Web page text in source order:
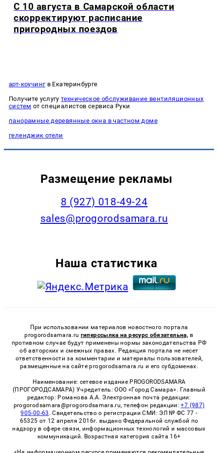
С 10 августа в Самарской области
скорректируют расписание
пригородных поездов
арт-коучингв Екатеринбурге
Получите услугутехническое обслуживание вентиляционных
систем от специалистов сервиса Руки
панорамные деревянные окна в частном доме
геленджик отели
Размещение рекламы
8 (927) 018-49-24
sales@progorodsamara.ru
Наша статистика
При использовании материалов новостного портала
progorodsamara.ru гиперссылка на ресурс обязательна, в
противном случае будут применены нормы законодательства РФ
об авторских и смежных правах. Редакция портала не несет
ответственности за комментарии и материалы пользователей,
размещенные на сайте progorodsamara.ru и его субдоменах.
Наименование: сетевое издание PROGORODSAMARA
(ПРОГОРОДСАМАРА) Учредитель: ООО «Город Самара». Главный
редактор: Романова А.А. Электронная почта редакции:
progorodsamara@progorodsamara.ru, телефон редакции:+7 (987)
905-00-63 . Свидетельство о регистрации СМИ: ЭЛ № ФС 77 -
65325 от 12 апреля 2016г. выдано Федеральной службой по
надзору в сфере связи, информационных технологий и массовых
коммуникаций. Возрастная категория сайта 16+